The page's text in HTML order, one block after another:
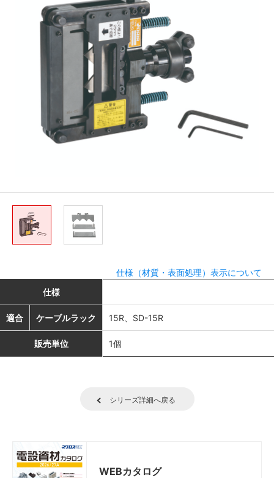
仕様（材質・表面処理）表示について
仕様
適合 ケーブルラック 15R、SD-15R
販売単位 1個
シリーズ詳細へ戻る
WEBカタログ